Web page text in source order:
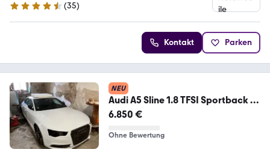
4.5 Sterne
(35)
Kontakt Parken
NEU
Audi A5 Sline 1.8 TFSI Sportback -
Projekt...
6.850 €
Ohne Bewertung